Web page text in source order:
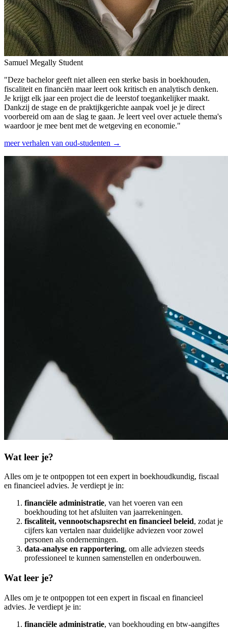
Samuel Megally Student
"Deze bachelor geeft niet alleen een sterke basis in boekhouden,
fiscaliteit en financiën maar leert ook kritisch en analytisch denken.
Je krijgt elk jaar een project die de leerstof toegankelijker maakt.
Dankzij de stage en de praktijkgerichte aanpak voel je je direct
voorbereid om aan de slag te gaan. Je leert veel over actuele thema's
waardoor je mee bent met de wetgeving en economie."
meer verhalen van oud-studenten →
Wat leer je?
Alles om je te ontpoppen tot een expert in boekhoudkundig, fiscaal
en financieel advies. Je verdiept je in:
financiële administratie, van het voeren van een
boekhouding tot het afsluiten van jaarrekeningen.
fiscaliteit, vennootschapsrecht en financieel beleid, zodat je
cijfers kan vertalen naar duidelijke adviezen voor zowel
personen als ondernemingen.
data-analyse en rapportering, om alle adviezen steeds
professioneel te kunnen samenstellen en onderbouwen.
Wat leer je?
Alles om je te ontpoppen tot een expert in fiscaal en financieel
advies. Je verdiept je in:
financiële administratie, van boekhouding en btw-aangiftes